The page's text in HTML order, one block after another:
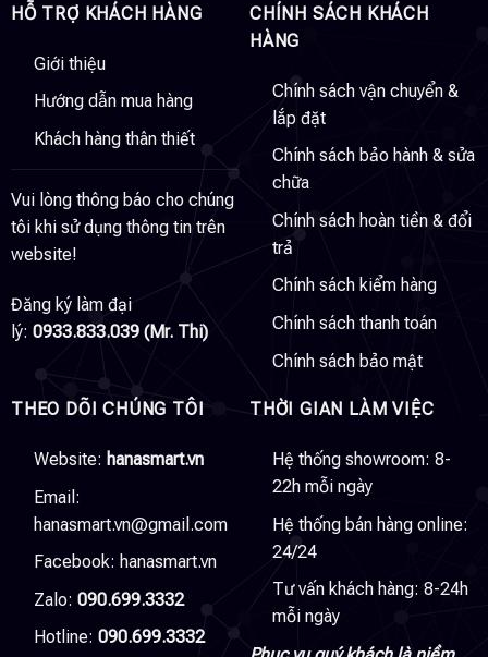
HỖ TRỢ KHÁCH HÀNG
Giới thiệu
Hướng dẫn mua hàng
Khách hàng thân thiết
Vui lòng thông báo cho chúng
tôi khi sử dụng thông tin trên
website!
Đăng ký làm đại
lý: 0933.833.039 (Mr. Thi)
CHÍNH SÁCH KHÁCH
HÀNG
Chính sách vận chuyển &
lắp đặt
Chính sách bảo hành & sửa
chữa
Chính sách hoàn tiền & đổi
trả
Chính sách kiểm hàng
Chính sách thanh toán
Chính sách bảo mật
THEO DÕI CHÚNG TÔI
Website: hanasmart.vn
Email:
hanasmart.vn@gmail.com
Facebook: hanasmart.vn
Zalo: 090.699.3332
Hotline: 090.699.3332
THỜI GIAN LÀM VIỆC
Hệ thống showroom: 8-
22h mỗi ngày
Hệ thống bán hàng online:
24/24
Tư vấn khách hàng: 8-24h
mỗi ngày